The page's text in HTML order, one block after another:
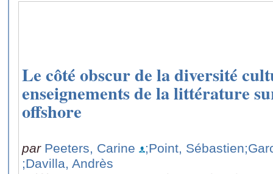
Le côté obscur de la diversité
enseignements de la littérature
offshore
par Peeters, Carine ;Point, Sébastien
;Davilla, Andrès